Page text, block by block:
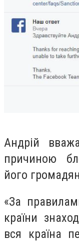
Андрій
причиною
його
«За
країни
вся країна